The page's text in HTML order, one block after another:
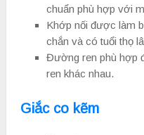
chuẩn phù hợp với
Khớp nối được làm
chắn và có tuổi thọ
Đường ren phù hợp
ren khác nhau.
Giắc co kẽm